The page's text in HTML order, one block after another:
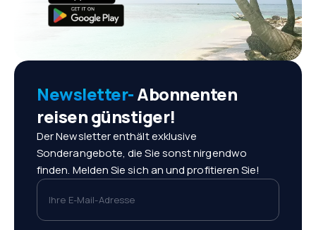
Newsletter-Abonnenten
reisen günstiger!
Der Newsletter enthält exklusive
Sonderangebote, die Sie sonst nirgendwo
finden. Melden Sie sich an und profitieren Sie!
Ihre E-Mail-Adresse